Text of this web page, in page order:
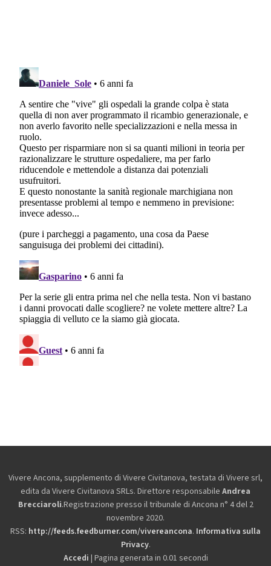
Vivere Ancona, supplemento di Vivere Civitanova, testata di Vivere srl,
edita da Vivere Civitanova SRLs. Direttore responsabile Andrea
Brecciaroli.Registrazione presso il tribunale di Ancona n° 4 del 2
novembre 2020.
RSS: http://feeds.feedburner.com/vivereancona. Informativa sulla
Privacy.
Accedi | Pagina generata in 0.01 secondi